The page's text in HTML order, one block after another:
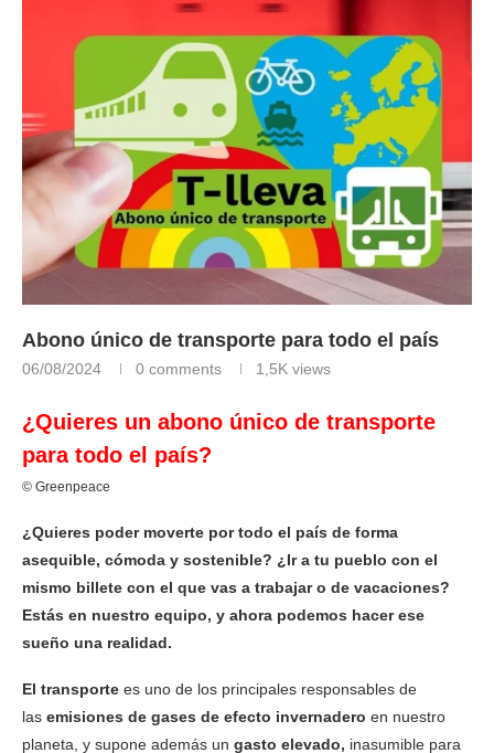
Abono único de transporte para todo el país
06/08/2024 0 comments 1,5K views
¿Quieres un abono único de transporte
para todo el país?
© Greenpeace
¿Quieres poder moverte por todo el país de forma
asequible, cómoda y sostenible? ¿Ir a tu pueblo con el
mismo billete con el que vas a trabajar o de vacaciones?
Estás en nuestro equipo, y ahora podemos hacer ese
sueño una realidad.
El transporte es uno de los principales responsables de
las emisiones de gases de efecto invernadero en nuestro
planeta, y supone además un gasto elevado, inasumible para